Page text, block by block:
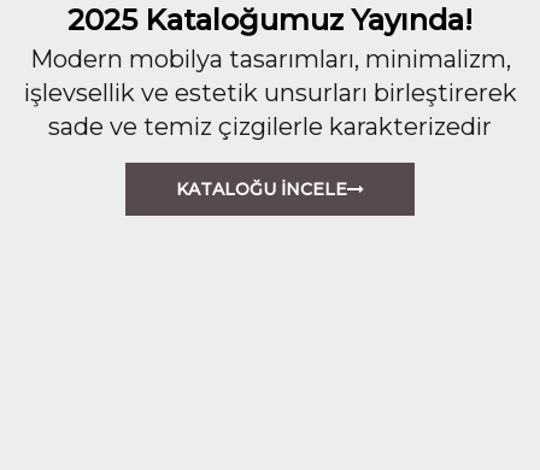
2025 Kataloğumuz Yayında!
Modern mobilya tasarımları, minimalizm,
işlevsellik ve estetik unsurları birleştirerek
sade ve temiz çizgilerle karakterizedir
KATALOĞU İNCELE